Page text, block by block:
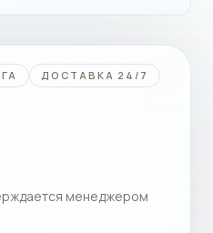
ДОСТАВКА 24/7
менеджером